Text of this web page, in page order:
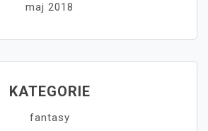
maj 2018
KATEGORIE
fantasy